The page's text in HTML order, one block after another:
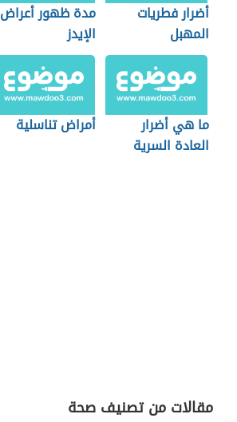
أضرار فطريات
المهبل
مدة ظهور أعراض
الإيدز
ما هي أضرار
العادة السرية
أمراض تناسلية
مقالات من تصنيف صحة